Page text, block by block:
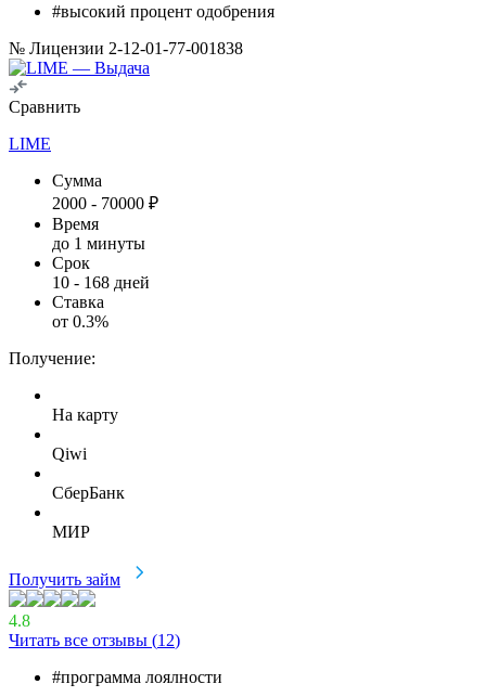
#высокий процент одобрения
№ Лицензии 2-12-01-77-001838
Сравнить
LIME
Сумма
2000 - 70000 ₽
Время
до 1 минуты
Срок
10 - 168 дней
Ставка
от 0.3%
Получение:
На карту
Qiwi
СберБанк
МИР
Получить займ
4.8
Читать все отзывы (12)
#программа лоялности